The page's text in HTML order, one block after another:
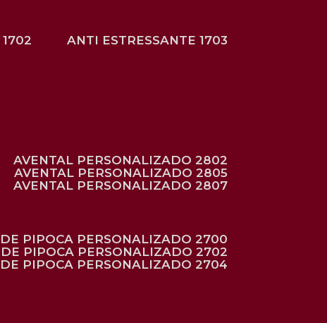
1702
ANTI ESTRESSANTE 1703
AVENTAL PERSONALIZADO 2802
AVENTAL PERSONALIZADO 2805
AVENTAL PERSONALIZADO 2807
DE PIPOCA PERSONALIZADO 2700
DE PIPOCA PERSONALIZADO 2702
DE PIPOCA PERSONALIZADO 2704